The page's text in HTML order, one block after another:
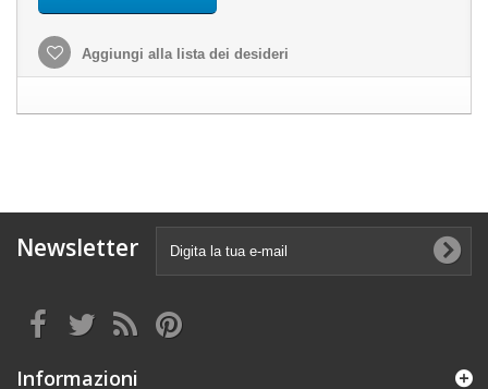
Aggiungi alla lista dei desideri
Newsletter
Informazioni